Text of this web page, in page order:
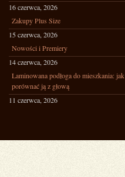
16 czerwca, 2026
Zakupy Plus Size
15 czerwca, 2026
Nowości i Premiery
14 czerwca, 2026
Laminowana podłoga do mieszkania: jak
porównać ją z głową
11 czerwca, 2026